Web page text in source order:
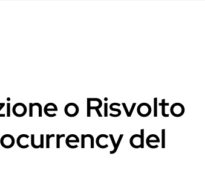
o Risvolto
del